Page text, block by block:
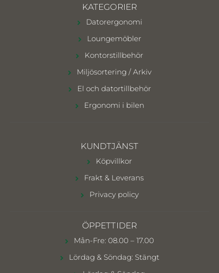
KATEGORIER
Datorergonomi
Loungemöbler
Kontorstillbehör
Miljösortering / Arkiv
El och datortillbehör
Ergonomi i bilen
KUNDTJÄNST
Köpvillkor
Frakt & Leverans
Privacy policy
ÖPPETTIDER
Mån-Fre: 08.00 – 17.00
Lördag & Söndag: Stängt